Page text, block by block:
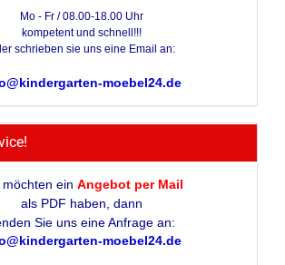
Mo - Fr / 08.00-18.00 Uhr
kompetent und schnell!!!
schrieben sie uns eine Email an:
moebel24.de
möchten ein Angebot per Mail
als PDF haben, dann
Sie uns eine Anfrage an:
moebel24.de